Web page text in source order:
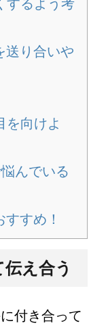
送り合いや
を向けよ
んでいる
すめ！
え合う
付き合って